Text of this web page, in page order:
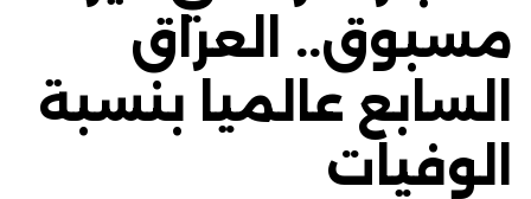
مسبوق.. العراق
السابع عالميا بنسبة
الوفيات